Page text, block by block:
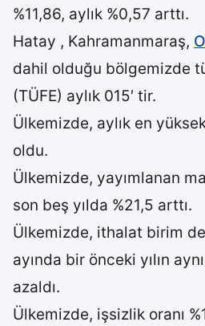
%11,86, aylık %0,57 arttı.
Hatay , Kahramanmaraş,
dahil olduğu bölgemizde
(TÜFE) aylık 015′ tir.
Ülkemizde, aylık en
oldu.
Ülkemizde, yayımlanan
son beş yılda %21,5 arttı.
Ülkemizde, ithalat birim
ayında bir önceki yılın
azaldı.
Ülkemizde, işsizlik oranı